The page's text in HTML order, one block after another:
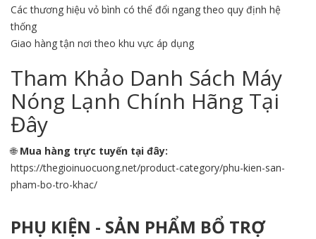
Các thương hiệu vỏ bình có thể đổi ngang theo quy định hệ
thống
Giao hàng tận nơi theo khu vực áp dụng
Tham Khảo Danh Sách Máy
Nóng Lạnh Chính Hãng Tại
Đây
🌐 Mua hàng trực tuyến tại đây:
https://thegioinuocuong.net/product-category/phu-kien-san-
pham-bo-tro-khac/
PHỤ KIỆN - SẢN PHẨM BỔ TRỢ